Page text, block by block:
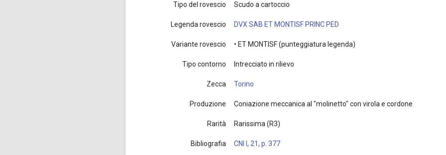
Tipo del rovescio Scudo a cartoccio
Legenda rovescio DVX SAB ET MONTISF PRINC PED
Variante rovescio • ET MONTISF (punteggiatura legenda)
Tipo contorno Intrecciato in rilievo
Zecca Torino
Produzione Coniazione meccanica al "molinetto" con virola e cordone
Rarità Rarissima (R3)
Bibliografia CNI I, 21, p. 377